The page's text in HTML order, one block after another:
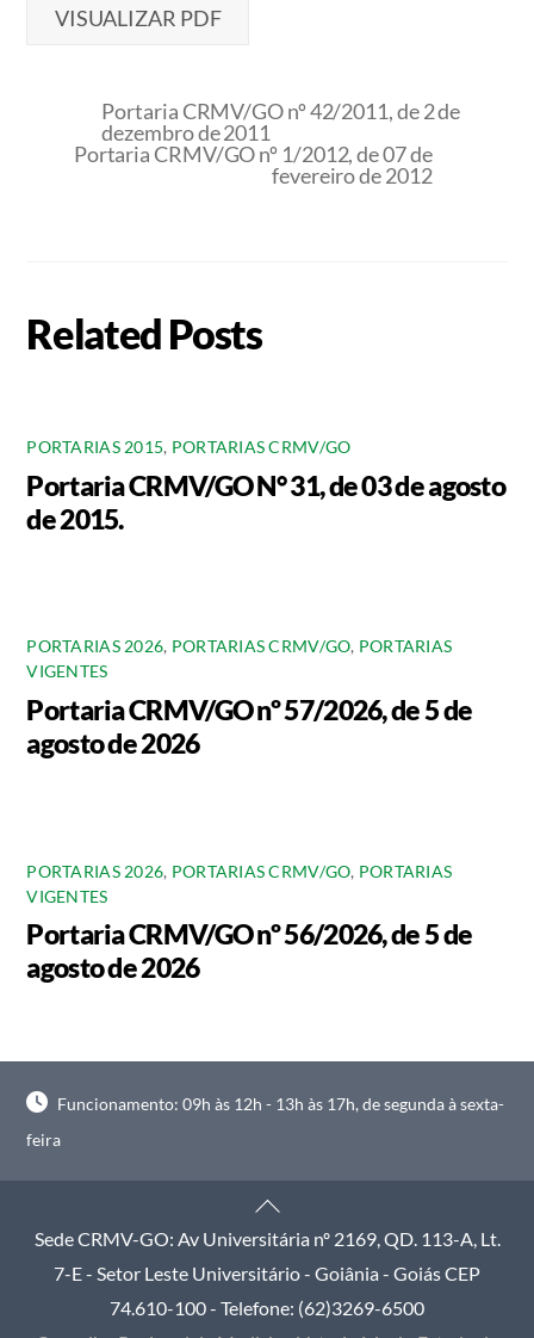
VISUALIZAR PDF
Portaria CRMV/GO nº 42/2011, de 2 de
dezembro de 2011
Portaria CRMV/GO nº 1/2012, de 07 de
fevereiro de 2012
Related Posts
PORTARIAS 2015, PORTARIAS CRMV/GO
Portaria CRMV/GO N° 31, de 03 de agosto
de 2015.
PORTARIAS 2026, PORTARIAS CRMV/GO, PORTARIAS
VIGENTES
Portaria CRMV/GO nº 57/2026, de 5 de
agosto de 2026
PORTARIAS 2026, PORTARIAS CRMV/GO, PORTARIAS
VIGENTES
Portaria CRMV/GO nº 56/2026, de 5 de
agosto de 2026
Funcionamento: 09h às 12h - 13h às 17h, de segunda à sexta-
feira
Back
To
Top
Sede CRMV-GO: Av Universitária nº 2169, QD. 113-A, Lt.
7-E - Setor Leste Universitário - Goiânia - Goiás CEP
74.610-100 - Telefone: (62)3269-6500